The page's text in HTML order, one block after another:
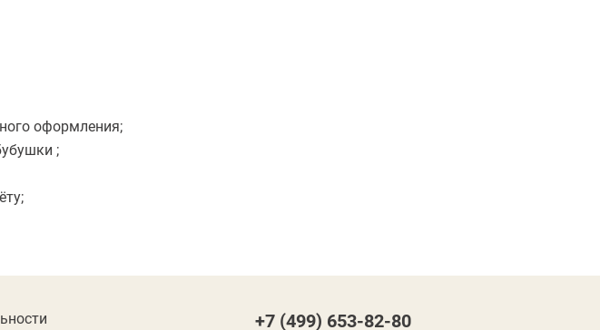
оформления;
;
+7 (499) 653-82-80